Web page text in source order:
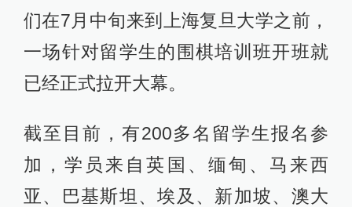
们在7月中旬来到上海复旦大学之前，
一场针对留学生的围棋培训班开班就
已经正式拉开大幕。
截至目前，有200多名留学生报名参
加，学员来自英国、缅甸、马来西
亚、巴基斯坦、埃及、新加坡、澳大